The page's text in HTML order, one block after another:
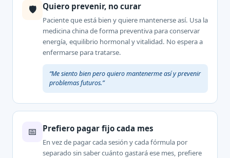
🛡️ Quiero prevenir, no curar
Paciente que está bien y quiere mantenerse así. Usa la
medicina china de forma preventiva para conservar
energía, equilibrio hormonal y vitalidad. No espera a
enfermarse para tratarse.
“Me siento bien pero quiero mantenerme así y prevenir
problemas futuros.”
📅 Prefiero pagar fijo cada mes
En vez de pagar cada sesión y cada fórmula por
separado sin saber cuánto gastará ese mes, prefiere